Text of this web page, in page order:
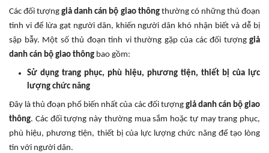
Các đối tượnggiả danh cán bộ giao thôngthường có những thủ đoạn
tinh vi để lừa gạt người dân, khiến người dân khó nhận biết và dễ bị
sập bẫy. Một số thủ đoạn tinh vi thường gặp của các đối tượng giả
danh cán bộ giao thông bao gồm:
Sử dụng trang phục, phù hiệu, phương tiện, thiết bị của lực
lượng chức năng
Đây là thủ đoạn phổ biến nhất của các đối tượng giả danh cán bộ giao
thông. Các đối tượng này thường mua sắm hoặc tự may trang phục,
phù hiệu, phương tiện, thiết bị của lực lượng chức năng để tạo lòng
tin với người dân.